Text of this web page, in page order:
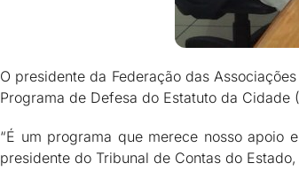
O presidente da Federação das
Programa de Defesa do Estatuto da
“É um programa que merece nosso apoio
presidente do Tribunal de Contas do